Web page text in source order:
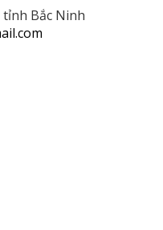
tỉnh Bắc Ninh